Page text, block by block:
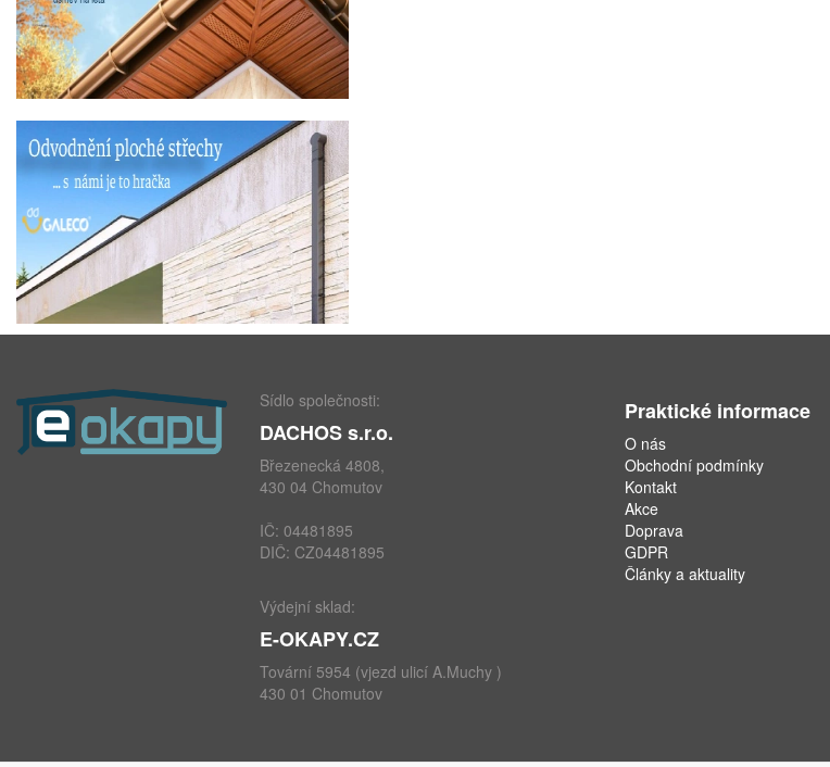
Sídlo společnosti:
DACHOS s.r.o.
Březenecká 4808,
430 04 Chomutov
IČ: 04481895
DIČ: CZ04481895
Výdejní sklad:
E-OKAPY.CZ
Tovární 5954 (vjezd ulicí A.Muchy )
430 01 Chomutov
Praktické informace
O nás
Obchodní podmínky
Kontakt
Akce
Doprava
GDPR
Články a aktuality